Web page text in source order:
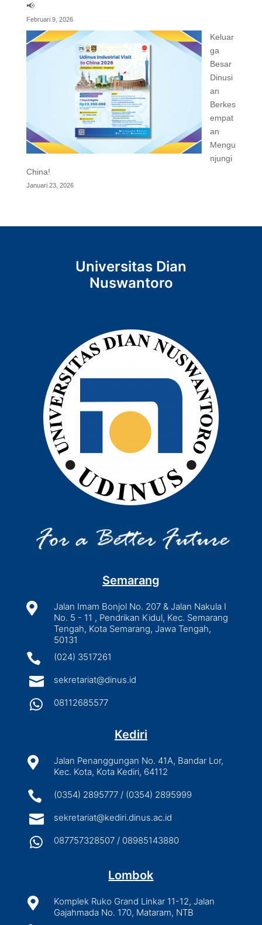
📢
Februari 9, 2026
Keluar
ga
Besar
Dinusi
an
Berkes
empat
an
Mengu
njungi
China!
Januari 23, 2026
Universitas Dian
Nuswantoro
Semarang

Jalan Imam Bonjol No. 207 & Jalan Nakula I
No. 5 - 11 , Pendrikan Kidul, Kec. Semarang
Tengah, Kota Semarang, Jawa Tengah,
50131
 (024) 3517261
 sekretariat@dinus.id
 08112685577
Kediri

Jalan Penanggungan No. 41A, Bandar Lor,
Kec. Kota, Kota Kediri, 64112
 (0354) 2895777 / (0354) 2895999
 sekretariat@kediri.dinus.ac.id
 087757328507 / 08985143880
Lombok

Komplek Ruko Grand Linkar 11-12, Jalan
Gajahmada No. 170, Mataram, NTB